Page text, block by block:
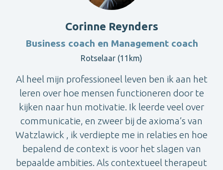
Corinne Reynders
Business coach en Management coach
Rotselaar (11km)
Al heel mijn professioneel leven ben ik aan het
leren over hoe mensen functioneren door te
kijken naar hun motivatie. Ik leerde veel over
communicatie, en zweer bij de axioma’s van
Watzlawick , ik verdiepte me in relaties en hoe
bepalend de context is voor het slagen van
bepaalde ambities. Als contextueel therapeut